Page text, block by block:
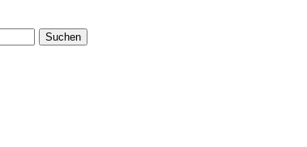
Suchen